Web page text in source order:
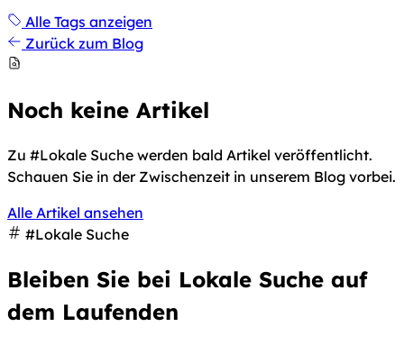
Alle Tags anzeigen
Zurück zum Blog
Noch keine Artikel
Zu #Lokale Suche werden bald Artikel veröffentlicht.
Schauen Sie in der Zwischenzeit in unserem Blog vorbei.
Alle Artikel ansehen
#Lokale Suche
Bleiben Sie bei Lokale Suche auf
dem Laufenden